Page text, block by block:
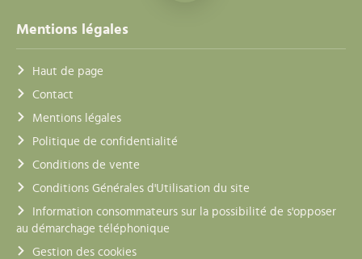
Mentions légales
Haut de page
Contact
Mentions légales
Politique de confidentialité
Conditions de vente
Conditions Générales d'Utilisation du site
Information consommateurs sur la possibilité de s'opposer
au démarchage téléphonique
Gestion des cookies